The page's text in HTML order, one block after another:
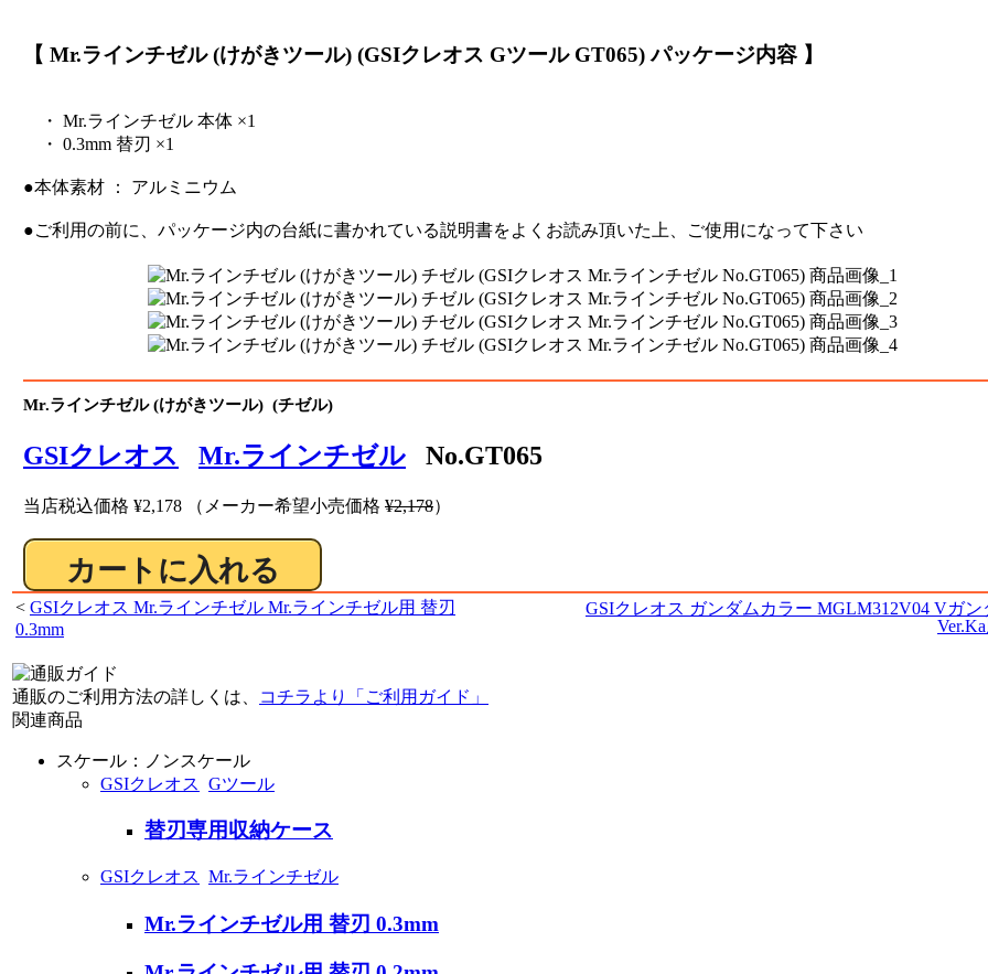
【 Mr.ラインチゼル (けがきツール) (GSIクレオス Gツール GT065) パッケージ内容 】
・ Mr.ラインチゼル 本体 ×1
・ 0.3mm 替刃 ×1
●本体素材 ： アルミニウム
●ご利用の前に、パッケージ内の台紙に書かれている説明書をよくお読み頂いた上、ご使用になって下さい
Mr.ラインチゼル (けがきツール) (チゼル)
GSIクレオス Mr.ラインチゼル No.GT065
当店税込価格 ¥2,178 （メーカー希望小売価格 ¥2,178）
< GSIクレオス Mr.ラインチゼル Mr.ラインチゼル用 替刃
0.3mm
GSIクレオス ガンダムカラー MGLM312V04 Vガン
Ver.Ka
通販のご利用方法の詳しくは、
コチラより「ご利用ガイド」
関連商品
スケール：ノンスケール
GSIクレオス Gツール
替刃専用収納ケース
GSIクレオス Mr.ラインチゼル
Mr.ラインチゼル用 替刃 0.3mm